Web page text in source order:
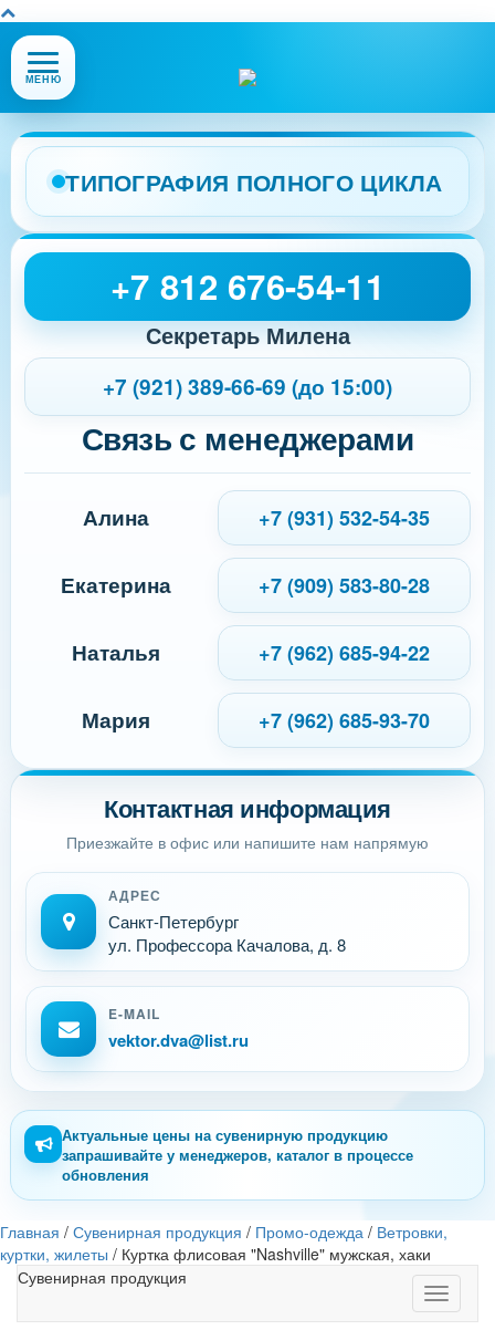
Открыть
или
меню
сайта
МЕНЮ
ТИПОГРАФИЯ ПОЛНОГО ЦИКЛА
Контактная информация
Приезжайте в офис или напишите нам напрямую
АДРЕС
Санкт-Петербург
ул. Профессора Качалова, д. 8
E-MAIL
vektor.dva@list.ru
+7 812 676-54-11
Секретарь Милена
+7 (921) 389-66-69 (до 15:00)
Связь с менеджерами
Алина +7 (931) 532-54-35
Екатерина +7 (909) 583-80-28
Наталья +7 (962) 685-94-22
Мария +7 (962) 685-93-70
Актуальные цены на сувенирную продукцию
запрашивайте у менеджеров, каталог в процессе
обновления
Главная / Сувенирная продукция / Промо-одежда / Ветровки,
куртки, жилеты / Куртка флисовая "Nashville" мужская, хаки
Toggle
Сувенирная продукция